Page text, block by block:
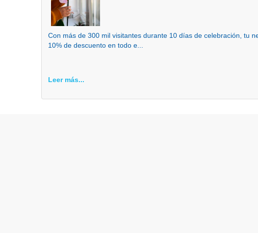
Con más de 300 mil visitantes durante 10 días de celebración, tu
10% de descuento en todo e...
Leer más...